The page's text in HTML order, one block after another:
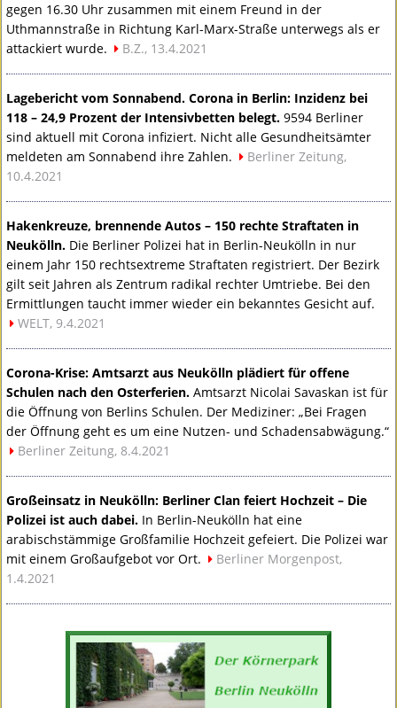
gegen 16.30 Uhr zusammen mit einem Freund in der
Uthmannstraße in Richtung Karl-Marx-Straße unterwegs als er
attackiert wurde.
B.Z., 13.4.2021
Lagebericht vom Sonnabend. Corona in Berlin: Inzidenz bei
118 – 24,9 Prozent der Intensivbetten belegt. 9594 Berliner
sind aktuell mit Corona infiziert. Nicht alle Gesundheitsämter
meldeten am Sonnabend ihre Zahlen.
Berliner Zeitung,
10.4.2021
Hakenkreuze, brennende Autos – 150 rechte Straftaten in
Neukölln. Die Berliner Polizei hat in Berlin-Neukölln in nur
einem Jahr 150 rechtsextreme Straftaten registriert. Der Bezirk
gilt seit Jahren als Zentrum radikal rechter Umtriebe. Bei den
Ermittlungen taucht immer wieder ein bekanntes Gesicht auf.
WELT, 9.4.2021
Corona-Krise: Amtsarzt aus Neukölln plädiert für offene
Schulen nach den Osterferien. Amtsarzt Nicolai Savaskan ist für
die Öffnung von Berlins Schulen. Der Mediziner: „Bei Fragen
der Öffnung geht es um eine Nutzen- und Schadensabwägung.“
Berliner Zeitung, 8.4.2021
Großeinsatz in Neukölln: Berliner Clan feiert Hochzeit – Die
Polizei ist auch dabei. In Berlin-Neukölln hat eine
arabischstämmige Großfamilie Hochzeit gefeiert. Die Polizei war
mit einem Großaufgebot vor Ort.
Berliner Morgenpost,
1.4.2021